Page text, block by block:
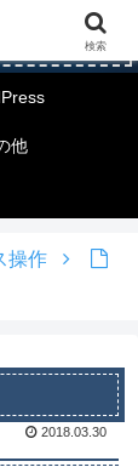
他
操作
2018.03.30
検索